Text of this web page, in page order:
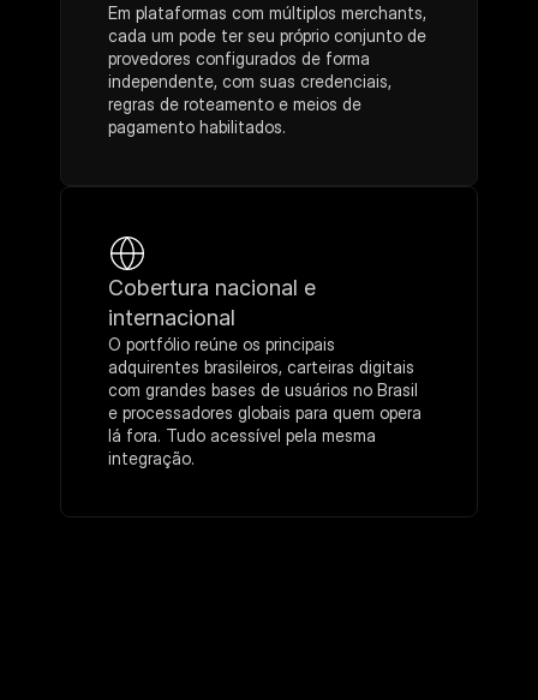
Em plataformas com múltiplos merchants,
cada um pode ter seu próprio conjunto de
provedores configurados de forma
independente, com suas credenciais,
regras de roteamento e meios de
pagamento habilitados.
Cobertura nacional e
internacional
O portfólio reúne os principais
adquirentes brasileiros, carteiras digitais
com grandes bases de usuários no Brasil
e processadores globais para quem opera
lá fora. Tudo acessível pela mesma
integração.